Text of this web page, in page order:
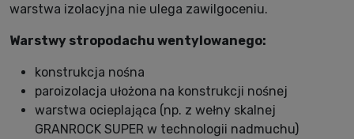
warstwa izolacyjna nie ulega zawilgoceniu.
Warstwy stropodachu wentylowanego:
konstrukcja nośna
paroizolacja ułożona na konstrukcji nośnej
warstwa ocieplająca (np. z wełny skalnej
GRANROCK SUPER w technologii nadmuchu)